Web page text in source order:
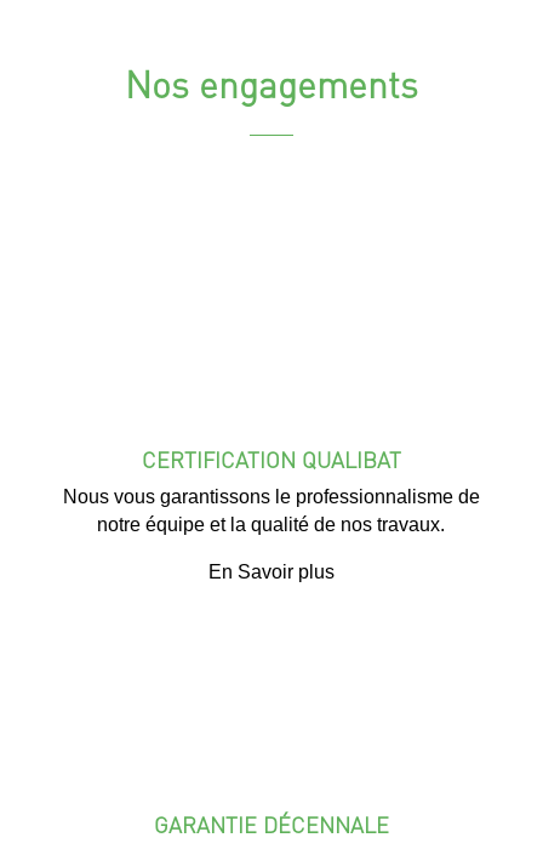
Nos engagements
CERTIFICATION QUALIBAT
Nous vous garantissons le professionnalisme de
notre équipe et la qualité de nos travaux.
En Savoir plus
GARANTIE DÉCENNALE